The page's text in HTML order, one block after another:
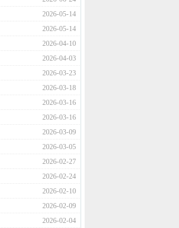
2026-05-14
2026-05-14
2026-04-10
2026-04-03
2026-03-23
2026-03-18
2026-03-16
2026-03-16
2026-03-09
2026-03-05
2026-02-27
2026-02-24
2026-02-10
2026-02-09
2026-02-04